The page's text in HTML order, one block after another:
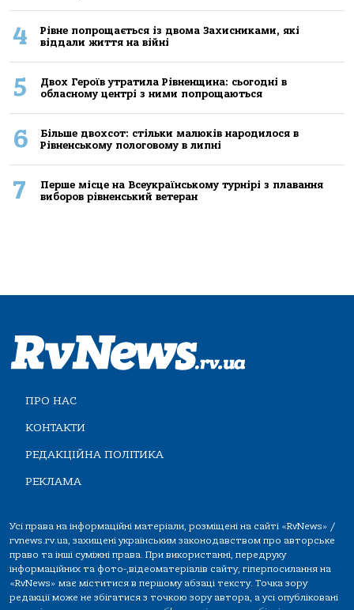
4
Рівне попрощається із двома Захисниками, які
віддали життя на війні
5
Двох Героїв утратила Рівненщина: сьогодні в
обласному центрі з ними попрощаються
6
Більше двохсот: стільки малюків народилося в
Рівненському пологовому в липні
7
Перше місце на Всеукраїнському турнірі з плавання
виборов рівненський ветеран
ПРО НАС
КОНТАКТИ
РЕДАКЦІЙНА ПОЛІТИКА
РЕКЛАМА
Усі права на інформаційні матеріали, розміщені на сайті «RvNews» /
rvnews.rv.ua, захищені українським законодавством про авторське
право та інші суміжні права. При використанні, передруку
інформаційних та фото-,відеоматеріалів сайту, гіперпосилання на
«RvNews» має міститися в першому абзаці тексту. Точка зору
редакції може не збігатися з точкою зору автора, а усі опубліковані